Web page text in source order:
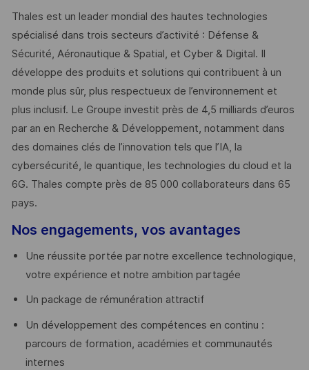
Thales est un leader mondial des hautes technologies
spécialisé dans trois secteurs d’activité : Défense &
Sécurité, Aéronautique & Spatial, et Cyber & Digital. Il
développe des produits et solutions qui contribuent à un
monde plus sûr, plus respectueux de l’environnement et
plus inclusif. Le Groupe investit près de 4,5 milliards d’euros
par an en Recherche & Développement, notamment dans
des domaines clés de l’innovation tels que l’IA, la
cybersécurité, le quantique, les technologies du cloud et la
6G. Thales compte près de 85 000 collaborateurs dans 65
pays. ​
Nos engagements, vos avantages
Une réussite portée par notre excellence technologique,
votre expérience et notre ambition partagée
Un package de rémunération attractif
Un développement des compétences en continu :
parcours de formation, académies et communautés
internes